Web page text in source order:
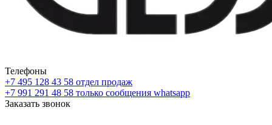
Телефоны
+7 495 128 43 58 отдел продаж
+7 991 291 48 58 только сообщения whatsapp
Заказать звонок